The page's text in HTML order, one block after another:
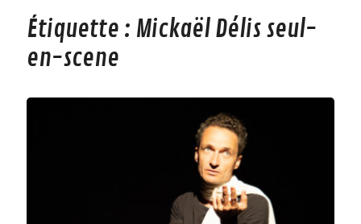
Étiquette : Mickaël Délis seul-
en-scene